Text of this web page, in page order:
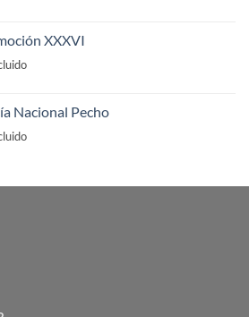
XXXVI
Nacional Pecho